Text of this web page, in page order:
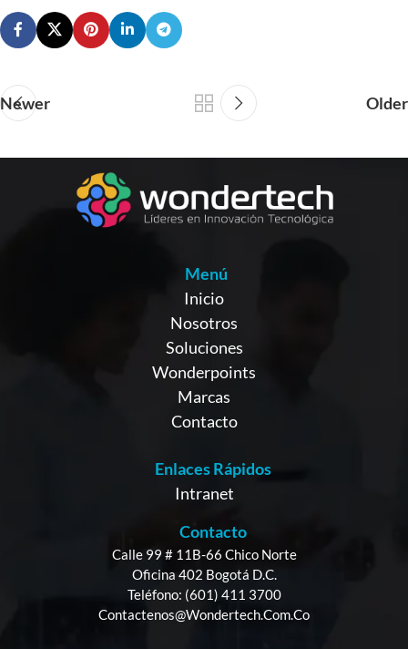
Newer Older
Menú
Inicio
Nosotros
Soluciones
Wonderpoints
Marcas
Contacto
Enlaces Rápidos
Intranet
Contacto
Calle 99 # 11B-66 Chico Norte
Oficina 402 Bogotá D.C.
Teléfono: (601) 411 3700
Contactenos@wondertech.com.co